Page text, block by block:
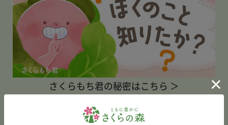
さくらもち君の秘密はこちら ＞